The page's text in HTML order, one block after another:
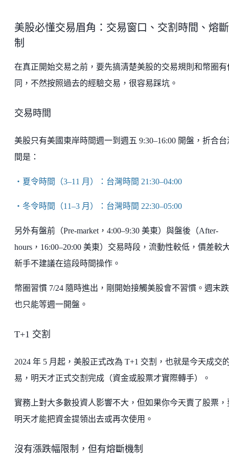
美股必懂交易眉角：交易窗口、交割時間、熔
制
在真正開始交易之前，要先搞清楚美股的交易規則和幣圈有
同，不然按照過去的經驗交易，很容易踩坑。
交易時間
美股只有美國東岸時間週一到週五 9:30–16:00 開盤，折合台
間是：
・夏令時間（3–11 月）：台灣時間 21:30–04:00
・冬令時間（11–3 月）：台灣時間 22:30–05:00
另外有盤前（Pre-market，4:00–9:30 美東）與盤後（After-
hours，16:00–20:00 美東）交易時段，流動性較低，價差較
新手不建議在這段時間操作。
幣圈習慣 7/24 隨時進出，剛開始接觸美股會不習慣。週末
也只能等週一開盤。
T+1 交割
2024 年 5 月起，美股正式改為 T+1 交割，也就是今天成交
易，明天才正式交割完成（資金或股票才實際轉手）。
實務上對大多數投資人影響不大，但如果你今天賣了股票，
明天才能把資金提領出去或再次使用。
沒有漲跌幅限制，但有熔斷機制